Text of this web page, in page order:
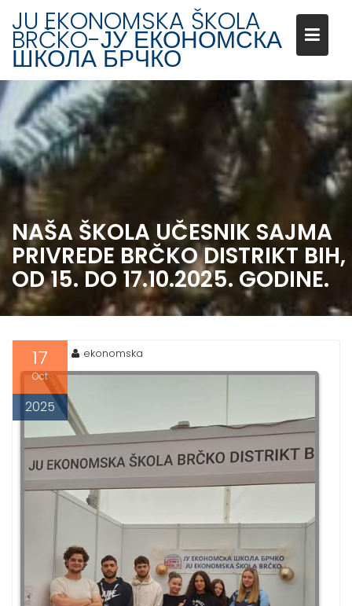
content
JU EKONOMSKA ŠKOLA
BRČKO-ЈУ ЕКОНОМСКА
ШКОЛА БРЧКО
NAŠA ŠKOLA UČESNIK SAJMA
PRIVREDE BRČKO DISTRIKT BIH,
OD 15. DO 17.10.2025. GODINE.
17
Oct
2025
ekonomska